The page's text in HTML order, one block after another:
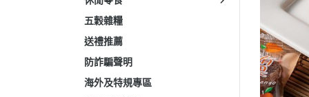
五穀雜糧
送禮推薦
防詐騙聲明
海外及特規專區